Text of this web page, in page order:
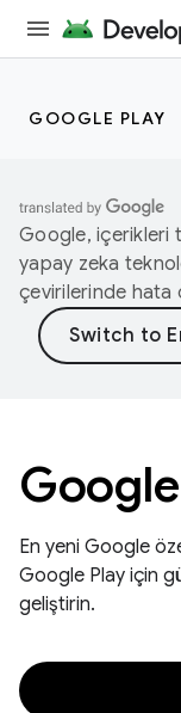
GOOGLE PLAY
Google, içerikleri
yapay zeka
çevirilerinde hata
En yeni Google
Google Play için
geliştirin.